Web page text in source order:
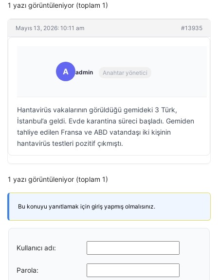
1 yazı görüntüleniyor (toplam 1)
Mayıs 13, 2026: 10:11 am #13935
A admin Anahtar yönetici
Hantavirüs vakalarının görüldüğü gemideki 3 Türk,
İstanbul’a geldi. Evde karantina süreci başladı. Gemiden
tahliye edilen Fransa ve ABD vatandaşı iki kişinin
hantavirüs testleri pozitif çıkmıştı.
1 yazı görüntüleniyor (toplam 1)
Bu konuyu yanıtlamak için giriş yapmış olmalısınız.
Kullanıcı adı:
Parola: